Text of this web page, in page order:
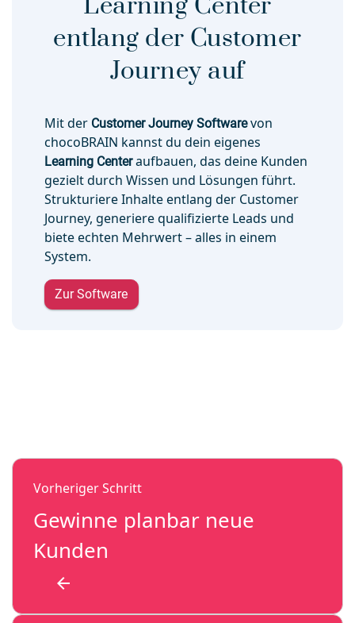
entlang der Customer
Journey auf
Mit der Customer Journey Softwarevon
chocoBRAIN kannst du dein eigenes
Learning Centeraufbauen, das deine Kunden
gezielt durch Wissen und Lösungen führt.
Strukturiere Inhalte entlang der Customer
Journey, generiere qualifizierte Leads und
biete echten Mehrwert – alles in einem
System.
Zur Software
Vorheriger Schritt
Gewinne planbar neue
Kunden
arrow_back